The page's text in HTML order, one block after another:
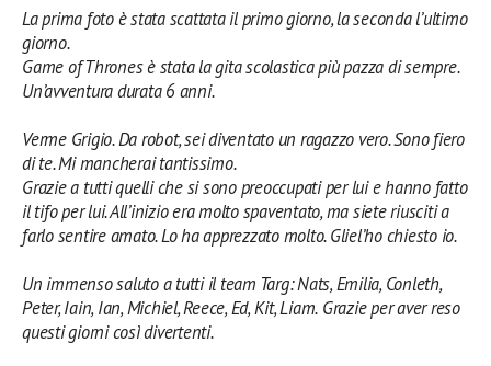
La prima foto è stata scattata il primo giorno, la seconda l’ultimo
giorno.
Game of Thrones è stata la gita scolastica più pazza di sempre.
Un’avventura durata 6 anni.
Verme Grigio. Da robot, sei diventato un ragazzo vero. Sono fiero
di te. Mi mancherai tantissimo.
Grazie a tutti quelli che si sono preoccupati per lui e hanno fatto
il tifo per lui. All’inizio era molto spaventato, ma siete riusciti a
farlo sentire amato. Lo ha apprezzato molto. Gliel’ho chiesto io.
Un immenso saluto a tutti il team Targ: Nats, Emilia, Conleth,
Peter, Iain, Ian, Michiel, Reece, Ed, Kit, Liam. Grazie per aver reso
questi giorni così divertenti.